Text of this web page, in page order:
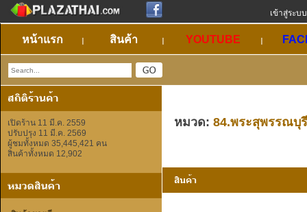
เข้าสู่ระบบ
หน้าแรก สินค้า YOUTUBE
เปิดร้าน 11 มี.ค. 2559
ปรับปรุง 11 มี.ค. 2569
ผู้ชมทั้งหมด 35,445,421 คน
สินค้าทั้งหมด 12,902
หมวด: 84.พระสุพรรณบุรี